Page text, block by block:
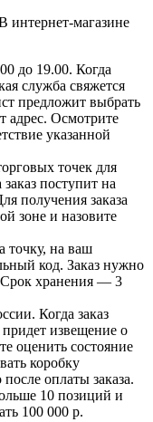
интернет-магазине
до 19.00. Когда
служба свяжется
предложит выбрать
адрес. Осмотрите
указанной
точек для
поступит на
получения заказа
зоне и назовите
точку, на ваш
код. Заказ нужно
Срок хранения — 3
Когда заказ
извещение о
оценить состояние
коробку
оплаты заказа.
10 позиций и
100 000 р.